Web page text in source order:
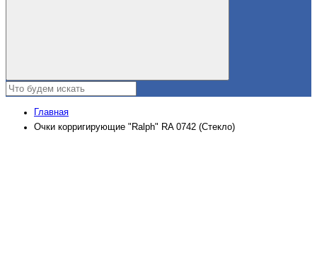
Главная
Очки корригирующие "Ralph" RA 0742 (Стекло)